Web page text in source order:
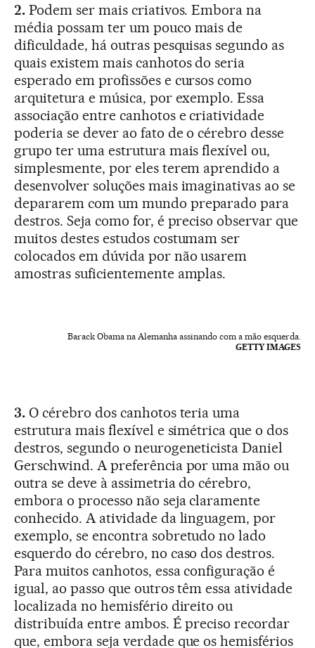
2. Podem ser mais criativos. Embora na
média possam ter um pouco mais de
dificuldade, há outras pesquisas segundo as
quais existem mais canhotos do seria
esperado em profissões e cursos como
arquitetura e música, por exemplo. Essa
associação entre canhotos e criatividade
poderia se dever ao fato de o cérebro desse
grupo ter uma estrutura mais flexível ou,
simplesmente, por eles terem aprendido a
desenvolver soluções mais imaginativas ao se
depararem com um mundo preparado para
destros. Seja como for, é preciso observar que
muitos destes estudos costumam ser
colocados em dúvida por não usarem
amostras suficientemente amplas.
Barack Obama na Alemanha assinando com a mão esquerda.
GETTY IMAGES
3.O cérebro dos canhotos teria uma
estrutura mais flexível e simétrica que o dos
destros, segundo o neurogeneticista Daniel
Gerschwind. A preferência por uma mão ou
outra se deve à assimetria do cérebro,
embora o processo não seja claramente
conhecido. A atividade da linguagem, por
exemplo, se encontra sobretudo no lado
esquerdo do cérebro, no caso dos destros.
Para muitos canhotos, essa configuração é
igual, ao passo que outros têm essa atividade
localizada no hemisfério direito ou
distribuída entre ambos. É preciso recordar
que, embora seja verdade que os hemisférios